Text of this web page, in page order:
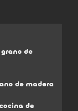
de
de madera
de